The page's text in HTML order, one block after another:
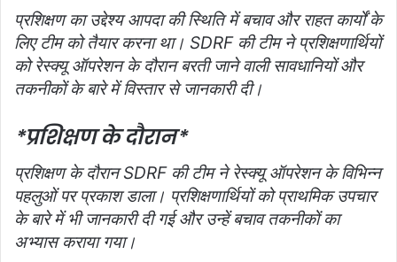
प्रशिक्षण का उद्देश्य आपदा की स्थिति में बचाव और राहत कार्यों के
लिए टीम को तैयार करना था। SDRF की टीम ने प्रशिक्षणार्थियों
को रेस्क्यू ऑपरेशन के दौरान बरती जाने वाली सावधानियों और
तकनीकों के बारे में विस्तार से जानकारी दी।
*प्रशिक्षण के दौरान*
प्रशिक्षण के दौरान SDRF की टीम ने रेस्क्यू ऑपरेशन के विभिन्न
पहलुओं पर प्रकाश डाला। प्रशिक्षणार्थियों को प्राथमिक उपचार
के बारे में भी जानकारी दी गई और उन्हें बचाव तकनीकों का
अभ्यास कराया गया।